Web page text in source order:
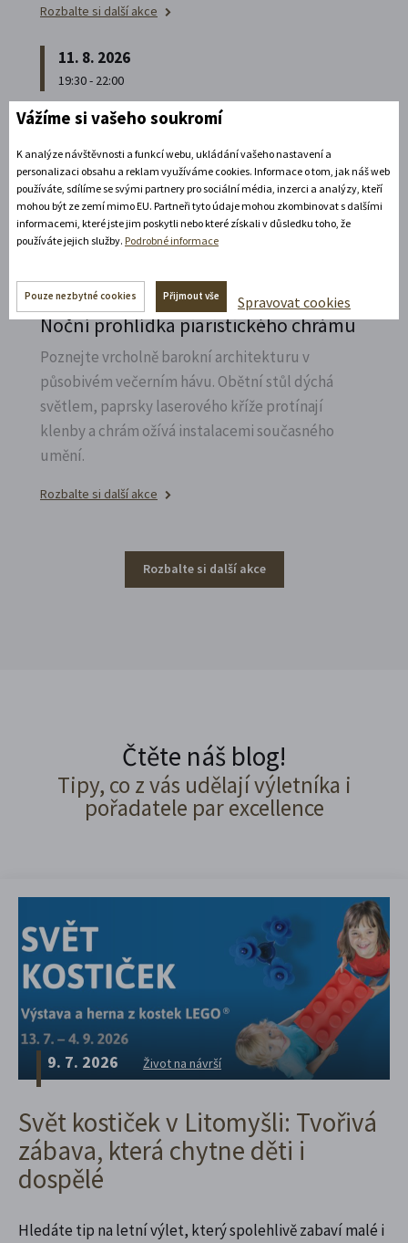
Rozbalte si další akce
11. 8. 2026
19:30 - 22:00
Bílá paní na vdávání
Zábavné představení plné hereckých hvězd na
zámecké open-air scéně v Litomyšli.
Rozbalte si další akce
Noční prohlídka piaristického chrámu
Poznejte vrcholně barokní architekturu v
působivém večerním hávu. Obětní stůl dýchá
světlem, paprsky laserového kříže protínají
klenby a chrám ožívá instalacemi současného
umění.
Rozbalte si další akce
Rozbalte si další akce
Čtěte náš blog!
Tipy, co z vás udělají výletníka i
pořadatele par excellence
9. 7. 2026 Život na návrší
Svět kostiček v Litomyšli: Tvořivá
zábava, která chytne děti i
dospělé
Hledáte tip na letní výlet, který spolehlivě zabaví malé i
Vážíme si vašeho soukromí
K analýze návštěvnosti a funkcí webu, ukládání vašeho nastavení a
personalizaci obsahu a reklam využíváme cookies. Informace o tom, jak náš web
používáte, sdílíme se svými partnery pro sociální média, inzerci a analýzy, kteří
mohou být ze zemí mimo EU. Partneři tyto údaje mohou zkombinovat s dalšími
informacemi, které jste jim poskytli nebo které získali v důsledku toho, že
používáte jejich služby. Podrobné informace
Pouze nezbytné cookies Přijmout vše Spravovat cookies